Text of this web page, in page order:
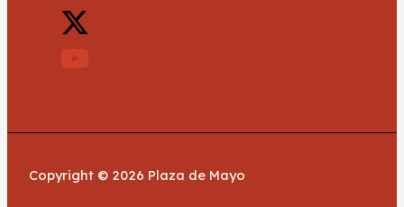
Copyright © 2026 Plaza de Mayo